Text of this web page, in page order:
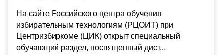
На сайте Российского центра обучения
избирательным технологиям (РЦОИТ) при
Центризбиркоме (ЦИК) открыт специальный
обучающий раздел, посвященный дист...